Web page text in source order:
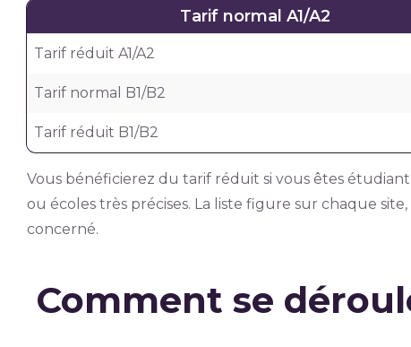
Tarif normal A1/A2
Tarif réduit A1/A2
Tarif normal B1/B2
Tarif réduit B1/B2
Vous bénéficierez du tarif réduit si vous êtes
ou écoles très précises. La liste figure sur chaque
concerné.
Comment se